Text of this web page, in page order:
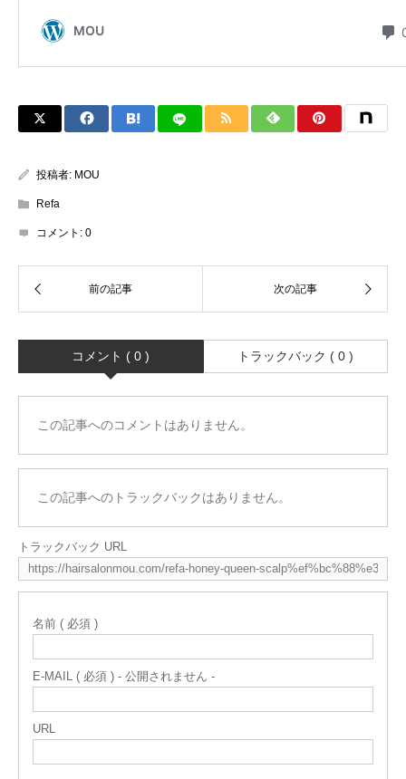
投稿者: MOU
Refa
コメント: 0
コメント ( 0 ) トラックバック ( 0 )
この記事へのコメントはありません。
この記事へのトラックバックはありません。
トラックバック URL
名前 ( 必須 )
E-MAIL ( 必須 ) - 公開されません -
URL